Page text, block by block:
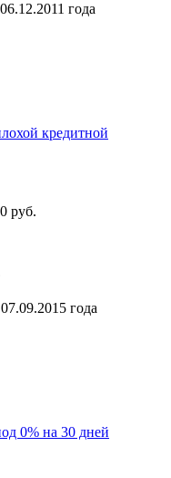
года
кредитной
руб.
года
0% на 30 дней